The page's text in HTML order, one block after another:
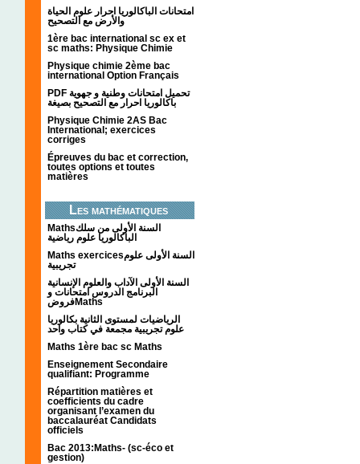
امتحانات الباكالوريا احرار علوم الحياة
والأرض مع التصحيح
1ère bac international sc ex et
sc maths: Physique Chimie
Physique chimie 2ème bac
international Option Français
PDF تحميل امتحانات وطنية و جهوية
باكالوريا احرار مع التصحيح بصيغة
Physique Chimie 2AS Bac
International; exercices
corriges
Épreuves du bac et correction,
toutes options et toutes
matières
Les mathématiques
Mathsالسنة الأولى من سلك
الباكالوريا علوم رياضية
Maths exercicesالسنة الأولى علوم
تجريبية
السنة الأولى الآداب والعلوم الإنسانية
البرنامج الدروس امتحانات و
فروضMaths
الرياضيات لمستوى الثانية بكالوريا
علوم تجريبية مجمعة في كتاب واحد
Maths 1ère bac sc Maths
Enseignement Secondaire
qualifiant: Programme
Répartition matières et
coefficients du cadre
organisant l’examen du
baccalauréat Candidats
officiels
Bac 2013:Maths- (sc-éco et
gestion)